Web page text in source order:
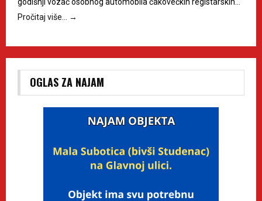
godišnji vozač osobnog automobila čakovečkih registarskih…
Pročitaj više… →
OGLAS ZA NAJAM